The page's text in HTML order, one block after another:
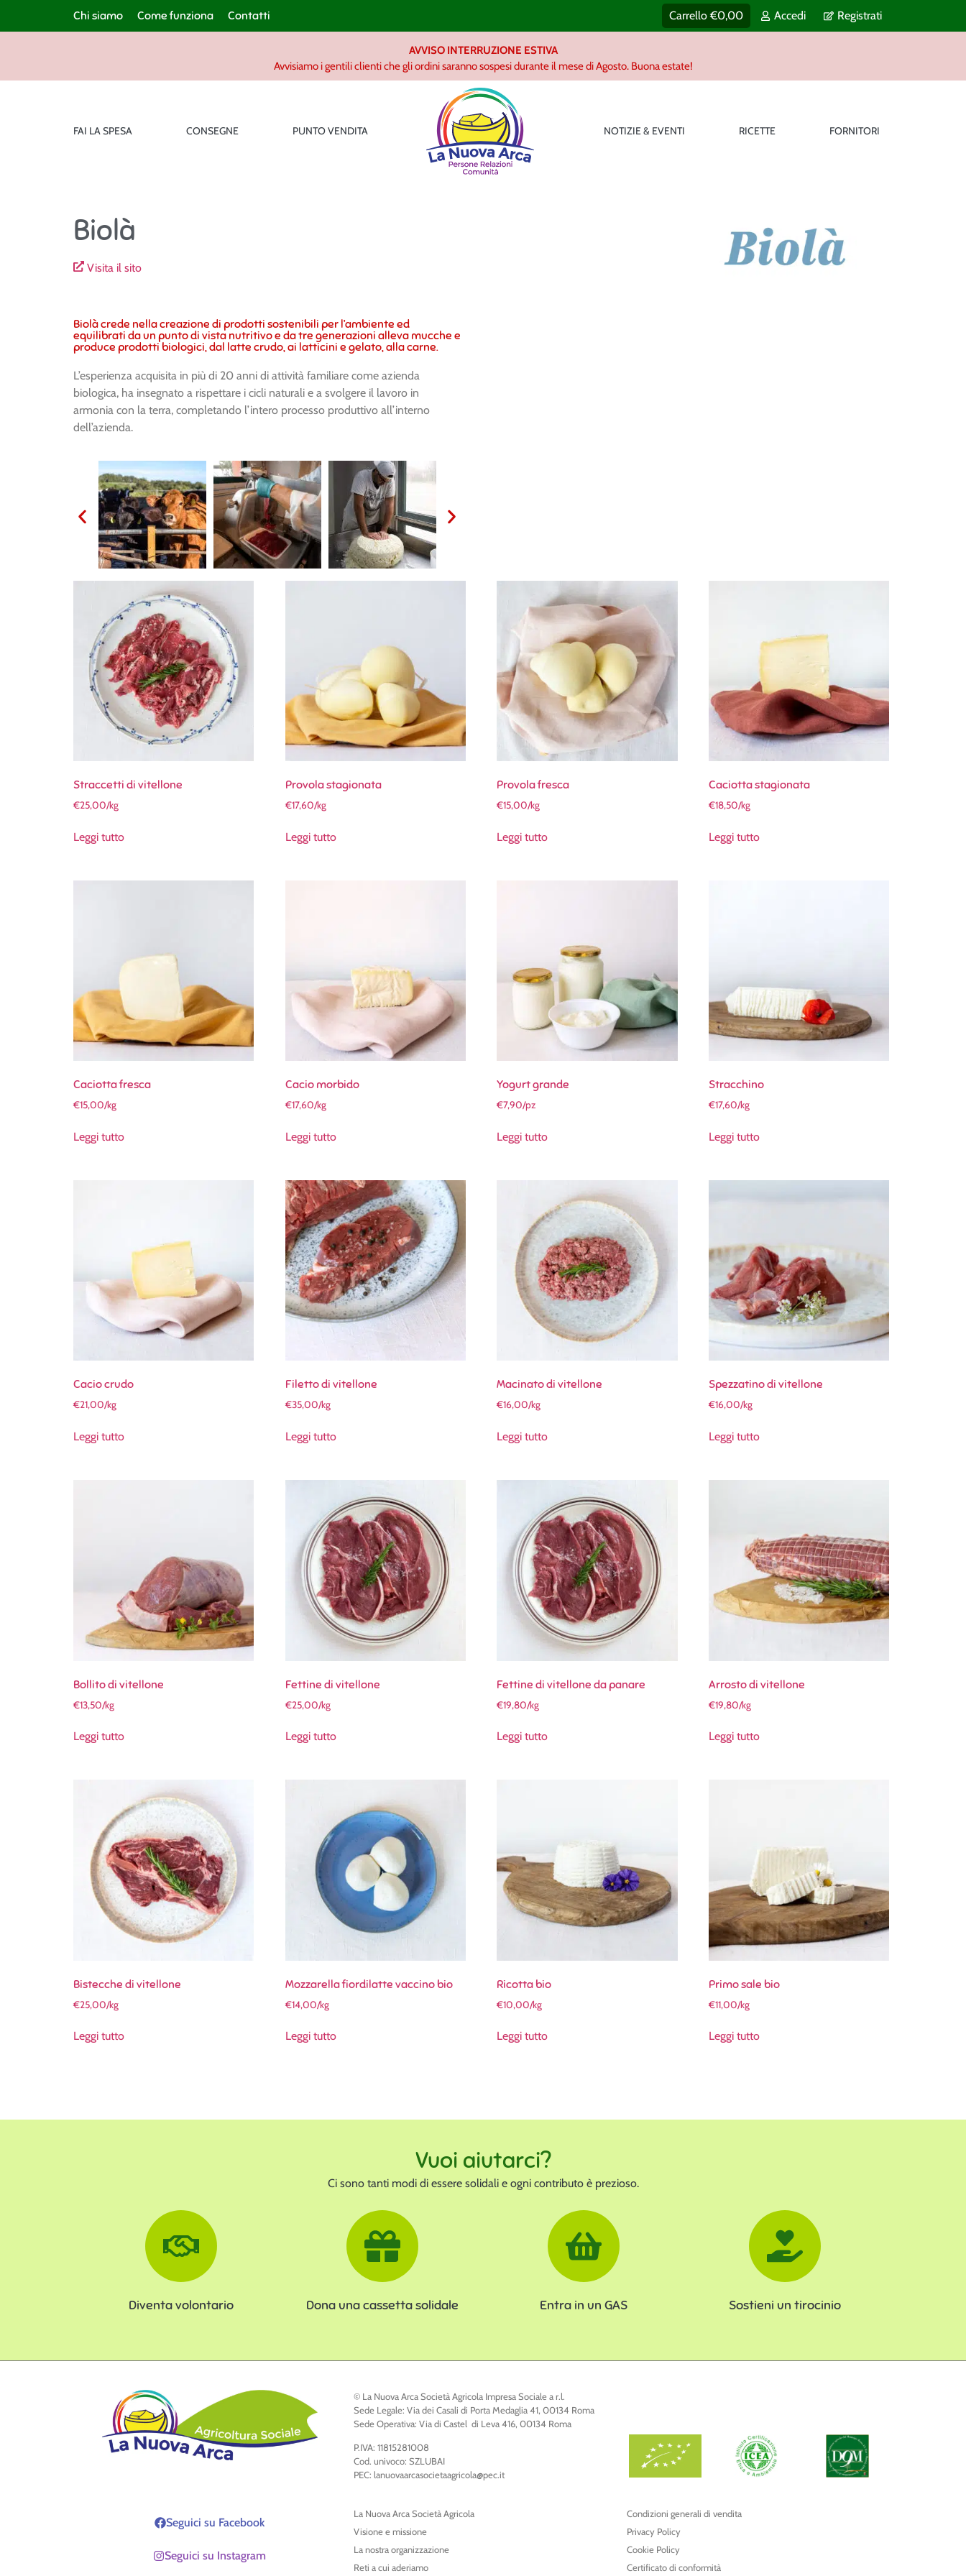
Chi siamo Come funziona Contatti Carrello€0,00 Accedi Registrati
AVVISO INTERRUZIONE ESTIVA
Avvisiamo i gentili clienti che gli ordini saranno sospesi durante il mese di Agosto. Buona estate!
FAI LA SPESA CONSEGNE PUNTO VENDITA NOTIZIE & EVENTI RICETTE FORNITORI
Biolà
Visita il sito
Biolà crede nella creazione di prodotti sostenibili per l’ambiente ed
equilibrati da un punto di vista nutritivo e da tre generazioni alleva mucche e
produce prodotti biologici, dal latte crudo, ai latticini e gelato, alla carne.
L’esperienza acquisita in più di 20 anni di attività familiare come azienda
biologica, ha insegnato a rispettare i cicli naturali e a svolgere il lavoro in
armonia con la terra, completando l’intero processo produttivo all’interno
dell’azienda.
Straccetti di vitellone
€25,00/kg
Leggi tutto
Provola stagionata
€17,60/kg
Leggi tutto
Provola fresca
€15,00/kg
Leggi tutto
Caciotta stagionata
€18,50/kg
Leggi tutto
Caciotta fresca
€15,00/kg
Leggi tutto
Cacio morbido
€17,60/kg
Leggi tutto
Yogurt grande
€7,90/pz
Leggi tutto
Stracchino
€17,60/kg
Leggi tutto
Cacio crudo
€21,00/kg
Leggi tutto
Filetto di vitellone
€35,00/kg
Leggi tutto
Macinato di vitellone
€16,00/kg
Leggi tutto
Spezzatino di vitellone
€16,00/kg
Leggi tutto
Bollito di vitellone
€13,50/kg
Leggi tutto
Fettine di vitellone
€25,00/kg
Leggi tutto
Fettine di vitellone da panare
€19,80/kg
Leggi tutto
Arrosto di vitellone
€19,80/kg
Leggi tutto
Bistecche di vitellone
€25,00/kg
Leggi tutto
Mozzarella fiordilatte vaccino bio
€14,00/kg
Leggi tutto
Ricotta bio
€10,00/kg
Leggi tutto
Primo sale bio
€11,00/kg
Leggi tutto
Vuoi aiutarci?
Ci sono tanti modi di essere solidali e ogni contributo è prezioso.
Diventa volontario Dona una cassetta solidale Entra in un GAS Sostieni un tirocinio
© La Nuova Arca Società Agricola Impresa Sociale a r.l.
Sede Legale: Via dei Casali di Porta Medaglia 41, 00134 Roma
Sede Operativa: Via di Castel di Leva 416, 00134 Roma
P.IVA: 11815281008
Cod. univoco: SZLUBAI
PEC: lanuovaarcasocietaagricola@pec.it
Seguici su Facebook
Seguici su Instagram
La Nuova Arca Società Agricola
Visione e missione
La nostra organizzazione
Reti a cui aderiamo
Condizioni generali di vendita
Privacy Policy
Cookie Policy
Certificato di conformità